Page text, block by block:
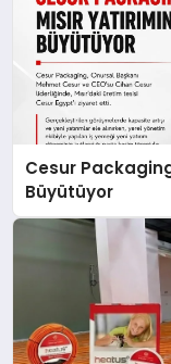
Cesur
Büyütüyor